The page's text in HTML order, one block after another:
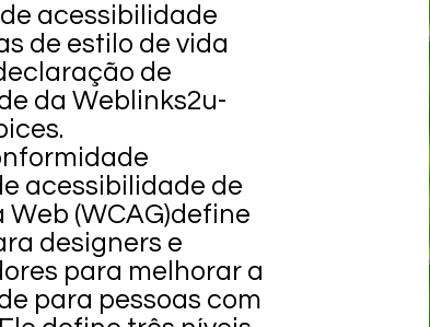
acessibilidade
de estilo de vida
de
da Weblinks2u-
acessibilidade de
(WCAG)define
designers e
para melhorar a
para pessoas com